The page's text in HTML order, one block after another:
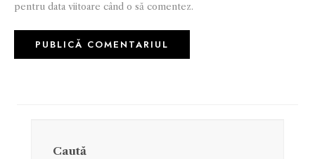
pentru data viitoare când o să comentez.
Caută